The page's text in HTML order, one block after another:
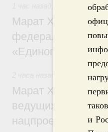
и
Марат
федерального
«Единого
Марат Хуснуллин:
ведущих к
нацпроекту